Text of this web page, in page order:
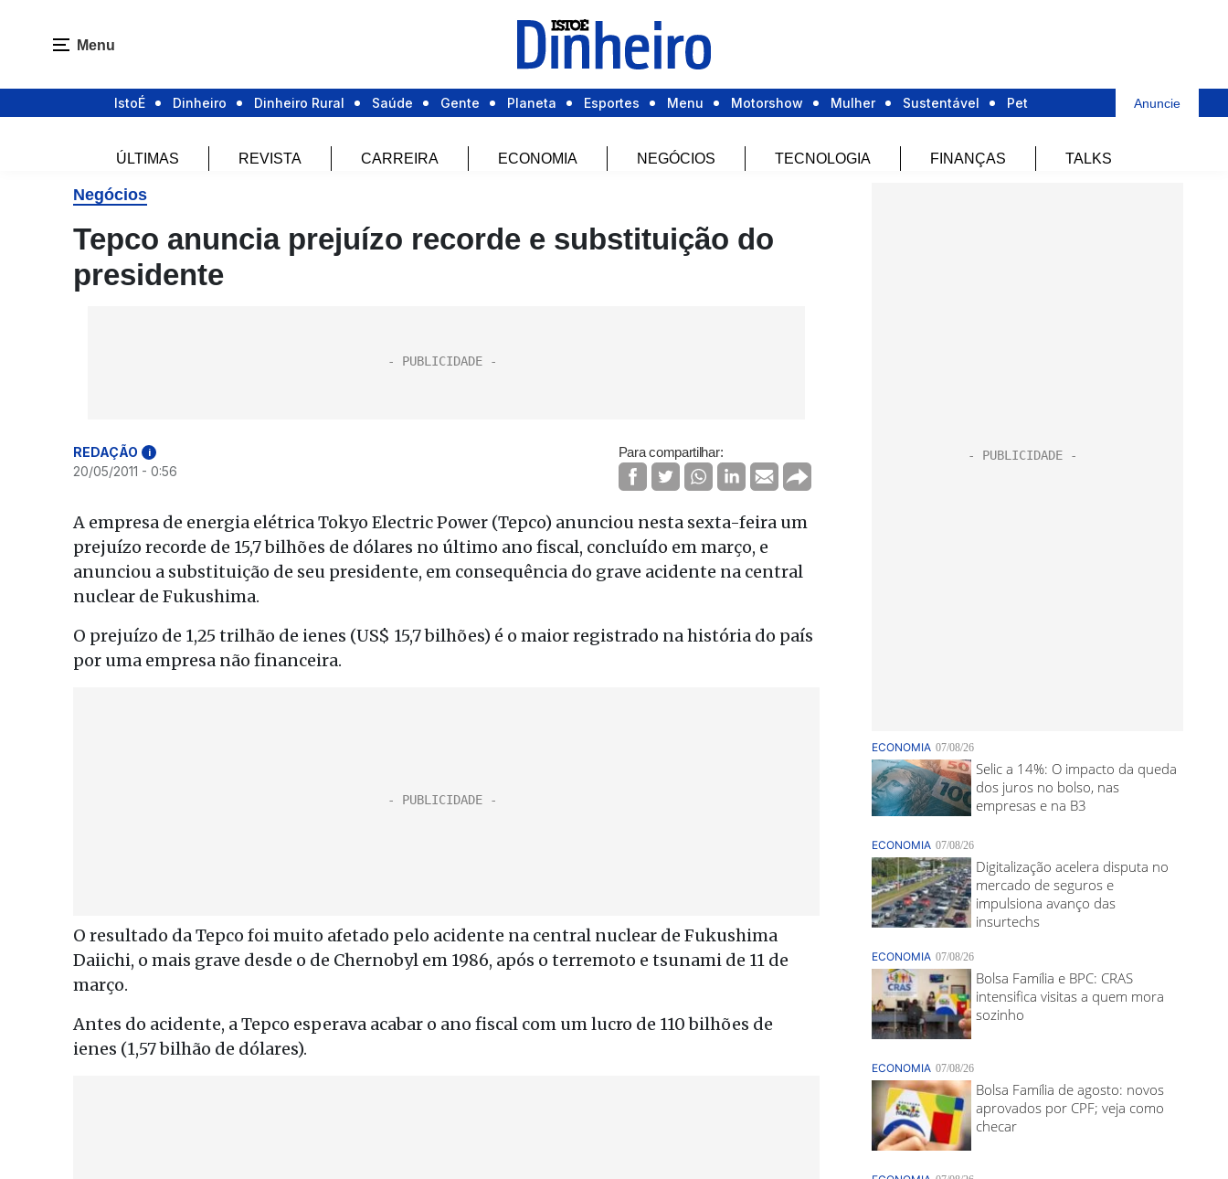
Menu
IstoÉ Dinheiro Dinheiro Rural Saúde Gente Planeta Esportes Menu Motorshow Mulher Sustentável Pet Anuncie
ÚLTIMAS REVISTA CARREIRA ECONOMIA NEGÓCIOS TECNOLOGIA FINANÇAS TALKS
Negócios
Tepco anuncia prejuízo recorde e substituição do
presidente
REDAÇÃO i
20/05/2011 - 0:56
Para compartilhar:
A empresa de energia elétrica Tokyo Electric Power (Tepco) anunciou nesta sexta-feira um
prejuízo recorde de 15,7 bilhões de dólares no último ano fiscal, concluído em março, e
anunciou a substituição de seu presidente, em consequência do grave acidente na central
nuclear de Fukushima.
O prejuízo de 1,25 trilhão de ienes (US$ 15,7 bilhões) é o maior registrado na história do país
por uma empresa não financeira.
O resultado da Tepco foi muito afetado pelo acidente na central nuclear de Fukushima
Daiichi, o mais grave desde o de Chernobyl em 1986, após o terremoto e tsunami de 11 de
março.
Antes do acidente, a Tepco esperava acabar o ano fiscal com um lucro de 110 bilhões de
ienes (1,57 bilhão de dólares).